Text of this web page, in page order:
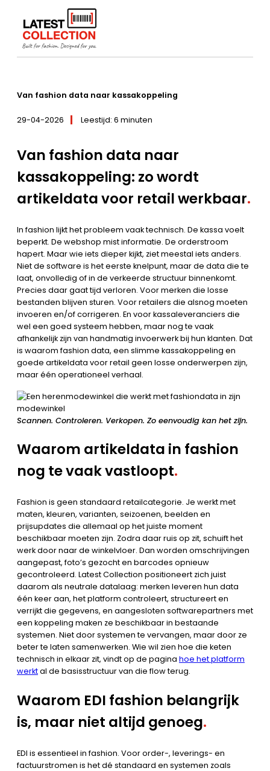
inhoud
Home–Nieuws / Tips
naar kassakoppeling
Van fashion data naar kassakoppeling
29-04-2026 Leestijd: 6 minuten
Van fashion data naar
kassakoppeling: zo wordt
artikeldata voor retail werkbaar.
In fashion lijkt het probleem vaak technisch. De kassa voelt
beperkt. De webshop mist informatie. De orderstroom
hapert. Maar wie iets dieper kijkt, ziet meestal iets anders.
Niet de software is het eerste knelpunt, maar de data die te
laat, onvolledig of in de verkeerde structuur binnenkomt.
Precies daar gaat tijd verloren. Voor merken die losse
bestanden blijven sturen. Voor retailers die alsnog moeten
invoeren en/of corrigeren. En voor kassaleveranciers die
wel een goed systeem hebben, maar nog te vaak
afhankelijk zijn van handmatig invoerwerk bij hun klanten. Dat
is waarom fashion data, een slimme kassakoppeling en
goede artikeldata voor retail geen losse onderwerpen zijn,
maar één operationeel verhaal.
Scannen. Controleren. Verkopen. Zo eenvoudig kan het zijn.
Waarom artikeldata in fashion
nog te vaak vastloopt.
Fashion is geen standaard retailcategorie. Je werkt met
maten, kleuren, varianten, seizoenen, beelden en
prijsupdates die allemaal op het juiste moment
beschikbaar moeten zijn. Zodra daar ruis op zit, schuift het
werk door naar de winkelvloer. Dan worden omschrijvingen
aangepast, foto’s gezocht en barcodes opnieuw
gecontroleerd. Latest Collection positioneert zich juist
daarom als neutrale datalaag: merken leveren hun data
één keer aan, het platform controleert, structureert en
verrijkt die gegevens, en aangesloten softwarepartners met
een koppeling maken ze beschikbaar in bestaande
systemen. Niet door systemen te vervangen, maar door ze
beter te laten samenwerken. Wie wil zien hoe die keten
technisch in elkaar zit, vindt op de pagina hoe het platform
werktal de basisstructuur van die flow terug.
Waarom EDI fashion belangrijk
is, maar niet altijd genoeg.
EDI is essentieel in fashion. Voor order-, leverings- en
factuurstromen is het dé standaard en systemen zoals